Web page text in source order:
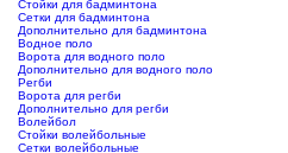
Стойки для бадминтона
Сетки для бадминтона
Дополнительно для бадминтона
Водное поло
Ворота для водного поло
Дополнительно для водного поло
Регби
Ворота для регби
Дополнительно для регби
Волейбол
Стойки волейбольные
Сетки волейбольные